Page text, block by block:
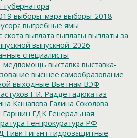
выборы_мэра выборы-2018
выгребные ямы
скота выплата выплаты выплаты за
выпускной_2026
специалисты
выставка выставка-
высшее самообразование
выходные Вьетнам ВЭФ
Г.И. Радде гадюка газ
Кашапова Галина Соколова
Гаршин ГДК Генеральная
Генпрокуратура РФ
Гиви Гигант гидрозащитные